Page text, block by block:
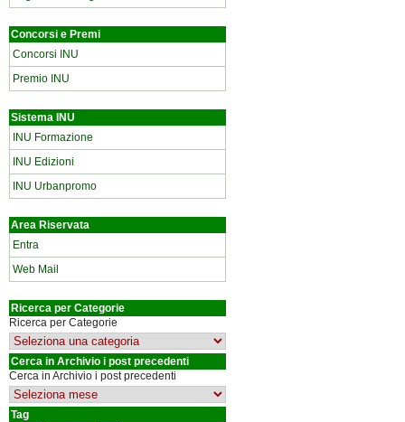
Concorsi e Premi
Concorsi INU
Premio INU
Sistema INU
INU Formazione
INU Edizioni
INU Urbanpromo
Area Riservata
Entra
Web Mail
Ricerca per Categorie
Ricerca per Categorie
Cerca in Archivio i post precedenti
Cerca in Archivio i post precedenti
Tag